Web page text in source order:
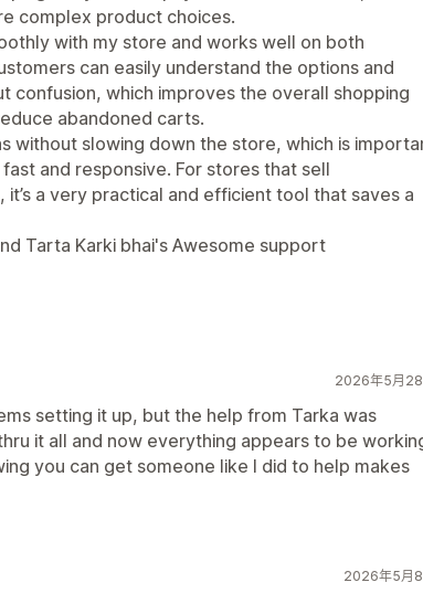
complex product choices.
with my store and works well on both
can easily understand the options and
confusion, which improves the overall shopping
abandoned carts.
without slowing down the store, which is
and responsive. For stores that sell
a very practical and efficient tool that saves a
Tarta Karki bhai's Awesome support
2026年5月28
setting it up, but the help from Tarka was
it all and now everything appears to be
you can get someone like I did to help makes
2026年5月8